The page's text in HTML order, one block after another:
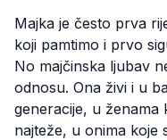
Majka je često prva
koji pamtimo i prvo
No majčinska ljubav
odnosu. Ona živi i u
generacije, u ženama
najteže, u onima koje